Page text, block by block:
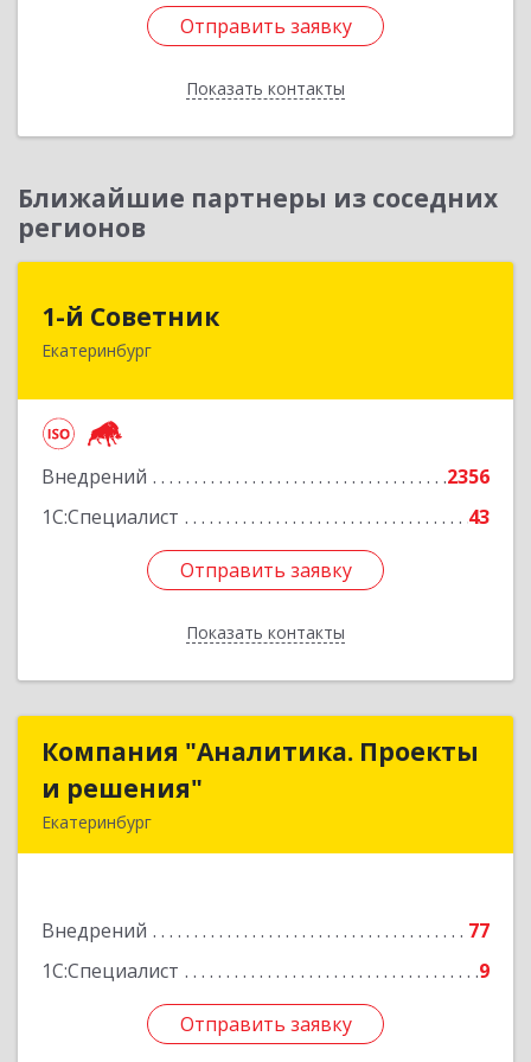
Отправить заявку
Показать контакты
Отправить заявку
Назад
Ближайшие партнеры из соседних
регионов
1-й Советник
Екатеринбург
Внедрений
2356
1С:Специалист
43
Отправить заявку
Показать контакты
620144, Свердловская обл, Екатеринбург г, 8
Отправить заявку
Назад
Компания "Аналитика. Проекты
и решения"
Екатеринбург
Внедрений
77
1С:Специалист
9
Отправить заявку
Компания "Аналитика. Проекты
Подробнее
Отправить заявку